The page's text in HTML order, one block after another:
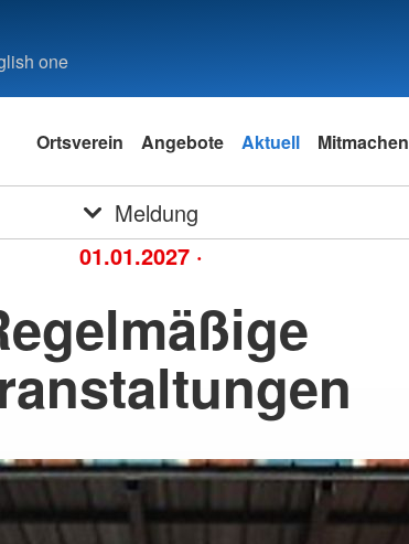
one
Ortsverein Angebote Aktuell Mitmachen
Meldung
01.01.2027 ·